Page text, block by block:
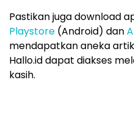
Pastikan juga download
Playstore (Android) dan
mendapatkan aneka
Hallo.id dapat diakses
kasih.